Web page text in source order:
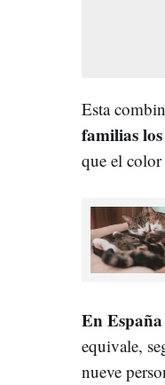
Esta
familias
que el
En
equivale,
nueve